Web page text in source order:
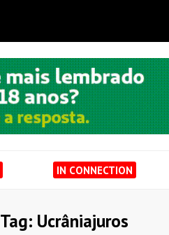
IN CONNECTION
Tag: Ucrâniajuros